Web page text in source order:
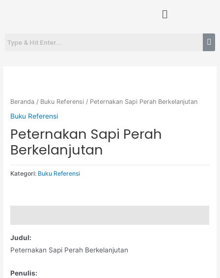
Menu
Beranda / Buku Referensi / Peternakan Sapi Perah Berkelanjutan
Buku Referensi
Peternakan Sapi Perah
Berkelanjutan
Kategori: Buku Referensi
Judul:
Peternakan Sapi Perah Berkelanjutan
Penulis: